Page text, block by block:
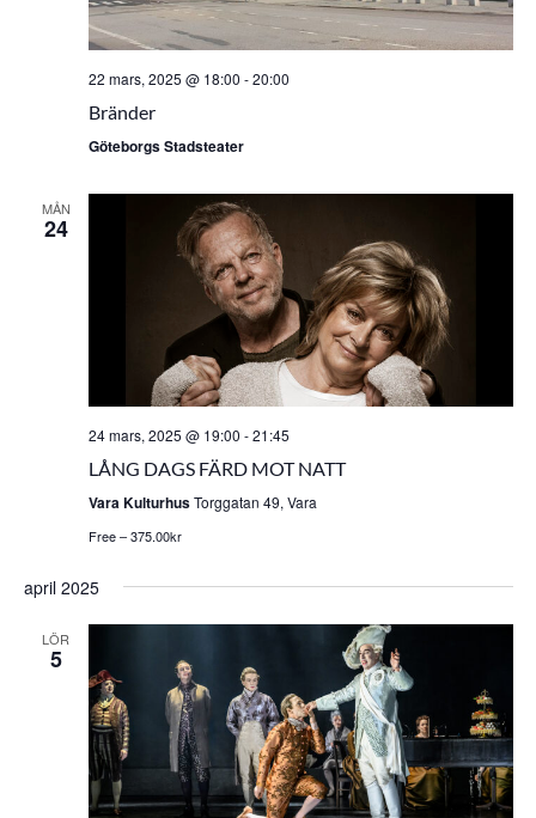
22 mars, 2025 @ 18:00 -20:00
Bränder
Göteborgs Stadsteater
MÅN
24
24 mars, 2025 @ 19:00 -21:45
LÅNG DAGS FÄRD MOT NATT
Vara KulturhusTorggatan 49, Vara
Free – 375.00kr
april 2025
LÖR
5